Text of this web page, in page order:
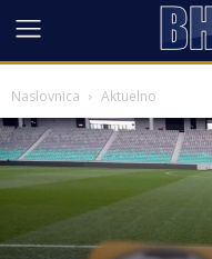
Naslovnica Aktuelno